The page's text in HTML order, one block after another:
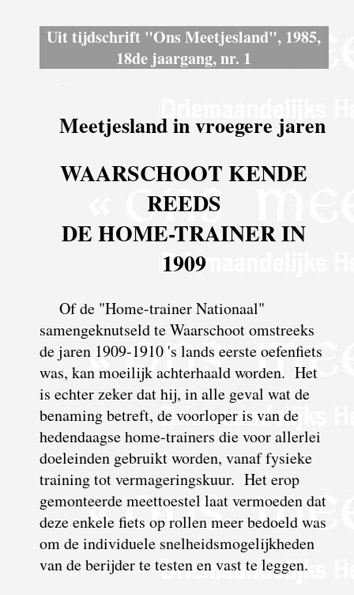
Uit tijdschrift "Ons Meetjesland", 1985,
18de jaargang, nr. 1
Meetjesland in vroegere jaren
WAARSCHOOT KENDE
REEDS
DE HOME-TRAINER IN
1909
Of de "Home-trainer Nationaal"
samengeknutseld te Waarschoot omstreeks
de jaren 1909-1910 's lands eerste oefenfiets
was, kan moeilijk achterhaald worden. Het
is echter zeker dat hij, in alle geval wat de
benaming betreft, de voorloper is van de
hedendaagse home-trainers die voor allerlei
doeleinden gebruikt worden, vanaf fysieke
training tot vermageringskuur. Het erop
gemonteerde meettoestel laat vermoeden dat
deze enkele fiets op rollen meer bedoeld was
om de individuele snelheidsmogelijkheden
van de berijder te testen en vast te leggen.